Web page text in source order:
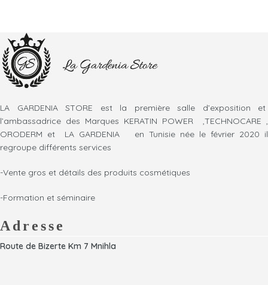
LA GARDENIA STORE est la première salle d’exposition et
l’ambassadrice des Marques KERATIN POWER ,TECHNOCARE ,
ORODERM et LA GARDENIA en Tunisie née le février 2020 il
regroupe différents services
-Vente gros et détails des produits cosmétiques
-Formation et séminaire
Adresse
Route de Bizerte Km 7 Mnihla